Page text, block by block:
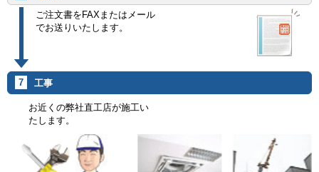
ご注文書をFAXまたはメール
でお送りいたします。
7 工事
お近くの弊社直工店が施工い
たします。